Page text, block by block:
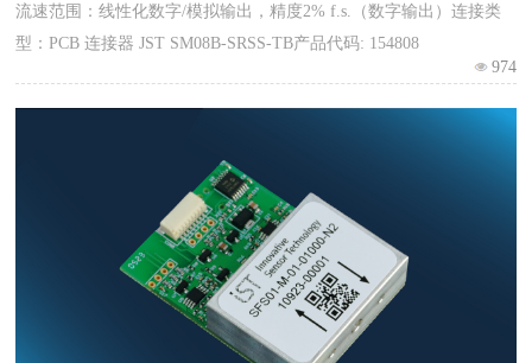
流速范围：线性化数字/模拟输出，精度2% f.s.（数字输出）连接类
型：PCB 连接器 JST SM08B-SRSS-TB产品代码: 154808
974